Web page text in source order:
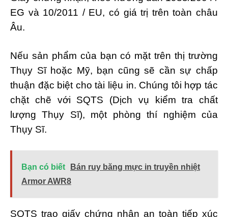
EG và 10/2011 / EU, có giá trị trên toàn châu
Âu.
Nếu sản phẩm của bạn có mặt trên thị trường
Thụy Sĩ hoặc Mỹ, bạn cũng sẽ cần sự chấp
thuận đặc biệt cho tài liệu in. Chúng tôi hợp tác
chặt chẽ với SQTS (Dịch vụ kiểm tra chất
lượng Thụy Sĩ), một phòng thí nghiệm của
Thụy Sĩ.
Bạn có biết
Bán ruy băng mực in truyền nhiệt
Armor AWR8
SQTS trao giấy chứng nhận an toàn tiếp xúc